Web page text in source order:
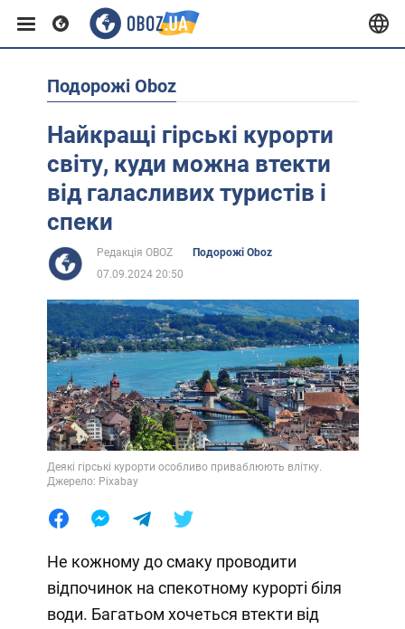
Європа
Африка
Життя
Лайфхаки
Подорожі Oboz
Найкращі гірські курорти
світу, куди можна втекти
від галасливих туристів і
спеки
Редакція OBOZ
Подорожі Oboz
07.09.2024 20:50
Деякі гірські курорти особливо приваблюють влітку.
Джерело: Pixabay
Не кожному до смаку проводити
відпочинок на спекотному курорті біля
води. Багатьом хочеться втекти від